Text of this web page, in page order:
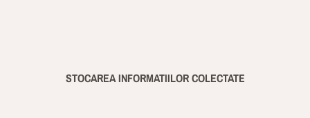
STOCAREA INFORMATIILOR COLECTATE